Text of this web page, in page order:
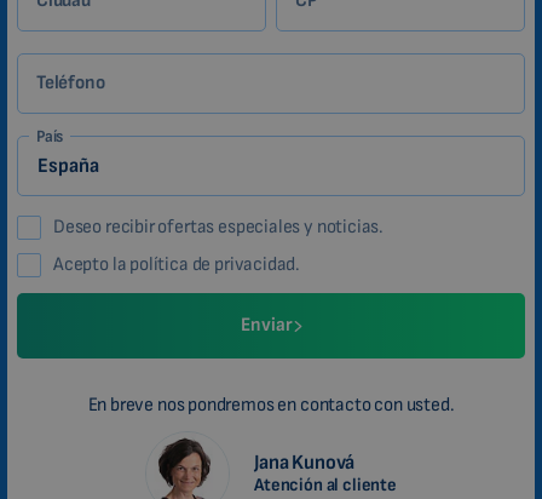
Teléfono
País
Deseo recibir ofertas especiales y noticias.
Acepto la política de privacidad.
Enviar
En breve nos pondremos en contacto con usted.
Jana Kunová
Atención al cliente